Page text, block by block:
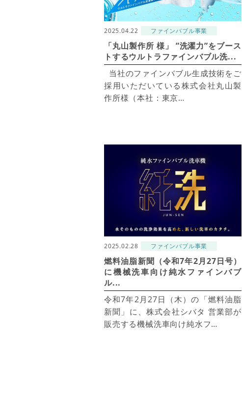
2025.04.22 ファインバブル事業
「丸山製作所 様」 ”洗濯力”をブース
トするウルトラファインバブル洗...
当社のファインバブル生成技術をご
採用いただいている株式会社丸山製
作所様（本社：東京…
2025.02.28 ファインバブル事業
燃料油脂新聞（令和7年2月27日号）
に機械洗車向け純水ファインバブ
ル...
令和7年2月27日（木）の「燃料油脂
新聞」に、株式会社シバタ 営業部が
販売する機械洗車向け純水フ…